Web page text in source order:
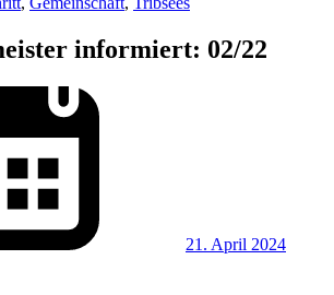
informiert: 02/22
21. April 2024